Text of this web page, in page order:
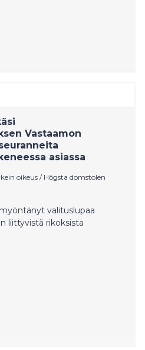
Vastaamon
asiassa
oikeus / Högsta domstolen
valituslupaa
liittyvistä rikoksista